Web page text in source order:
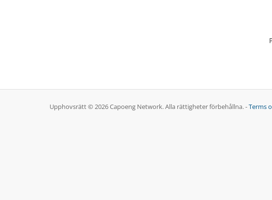
Upphovsrätt © 2026 Capoeng Network. Alla rättigheter förbehållna. -Terms